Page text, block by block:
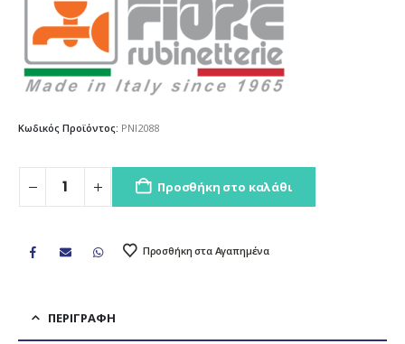
Κωδικός Προϊόντος: PNI2088
Προσθήκη στο καλάθι
Προσθήκη στα Αγαπημένα
ΠΕΡΙΓΡΑΦΉ